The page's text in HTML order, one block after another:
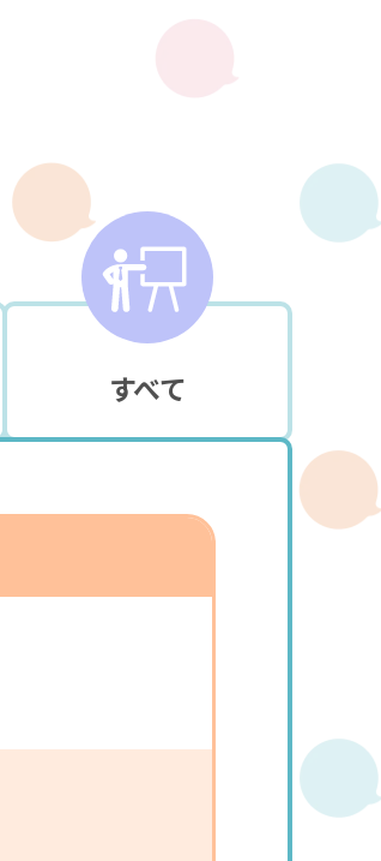
すべて